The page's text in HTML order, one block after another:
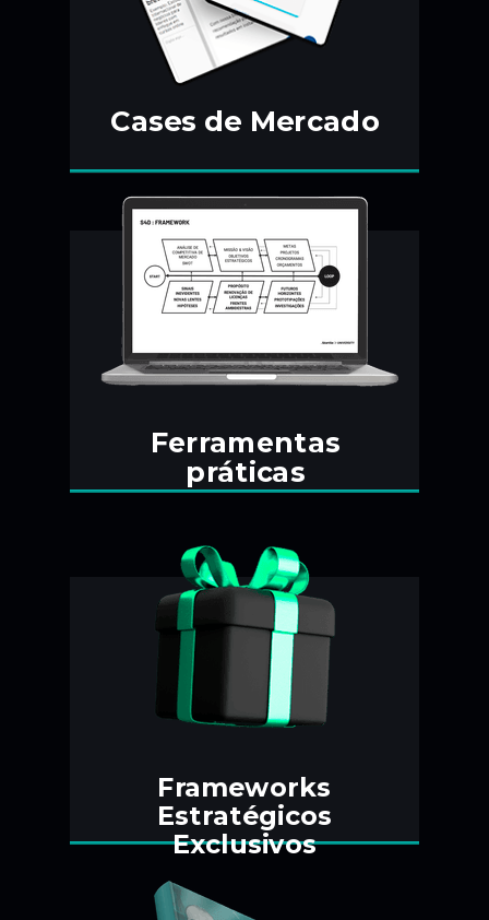
Cases de Mercado
Frameworks
Estratégicos
Exclusivos
Ferramentas
práticas